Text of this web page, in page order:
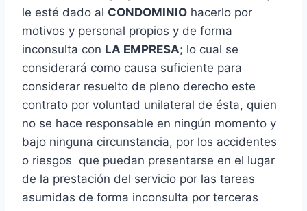
le esté dado al CONDOMINIO hacerlo por
motivos y personal propios y de forma
inconsulta con LA EMPRESA; lo cual se
considerará como causa suficiente para
considerar resuelto de pleno derecho este
contrato por voluntad unilateral de ésta, quien
no se hace responsable en ningún momento y
bajo ninguna circunstancia, por los accidentes
o riesgos que puedan presentarse en el lugar
de la prestación del servicio por las tareas
asumidas de forma inconsulta por terceras